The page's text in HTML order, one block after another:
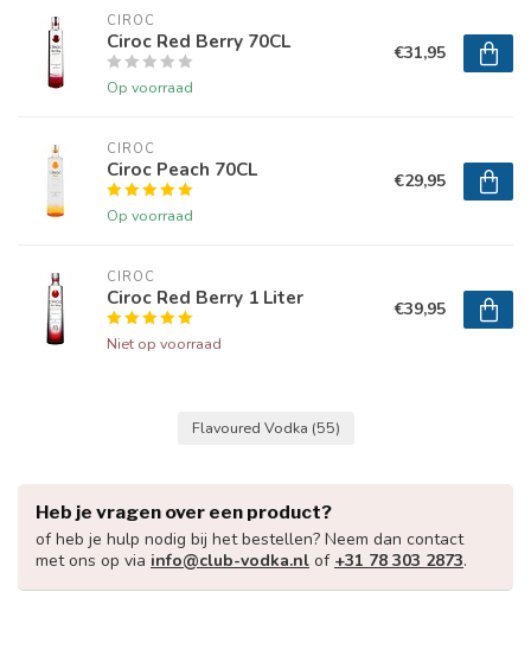
CIROC
Ciroc Red Berry 70CL
Op voorraad
€31,95
CIROC
Ciroc Peach 70CL
Op voorraad
€29,95
CIROC
Ciroc Red Berry 1 Liter
Niet op voorraad
€39,95
Flavoured Vodka (55)
Heb je vragen over een product?
of heb je hulp nodig bij het bestellen? Neem dan contact
met ons op via info@club-vodka.nl of +31 78 303 2873.